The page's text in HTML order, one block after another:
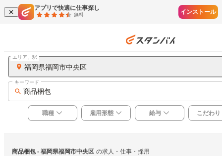
アプリで快適に仕事探し
無料 インストール
福岡県福岡市中央区
エリア、駅
商品梱包
キーワード
職種 雇用形態 給与 こだわり
商品梱包 - 福岡県福岡市中央区 の求人・仕事・採用